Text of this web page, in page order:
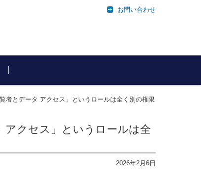
お問い合わせ
者とデータ アクセス」というロールは全く別の権限
アクセス」というロールは全
2026年2月6日